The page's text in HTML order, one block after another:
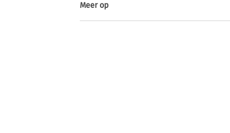
Meer op